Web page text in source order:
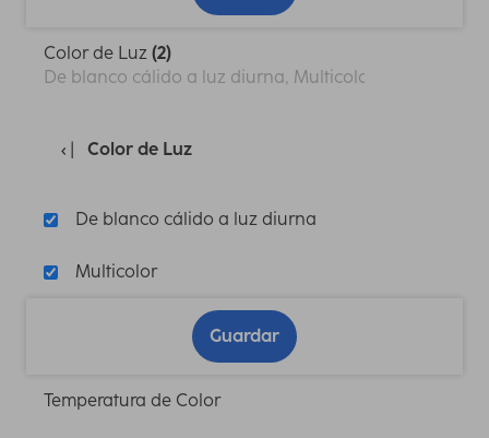
Color de Luz (2)
De blanco cálido a luz diurna, Multicolor
Color de Luz
De blanco cálido a luz diurna
Multicolor
Guardar
Temperatura de Color